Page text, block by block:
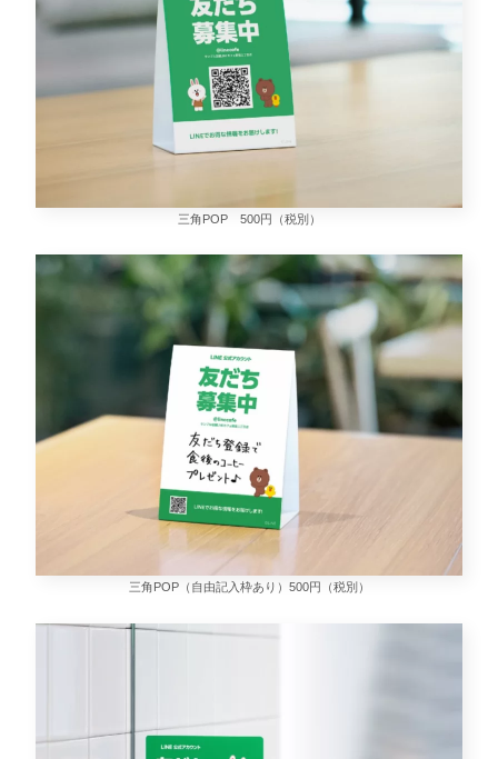
三角POP 500円（税別）
三角POP（自由記入枠あり）500円（税別）